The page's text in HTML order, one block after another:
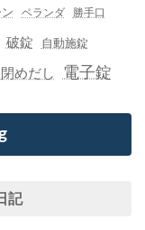
ベランダ 勝手口
破錠 自動施錠
めだし 電子錠
記